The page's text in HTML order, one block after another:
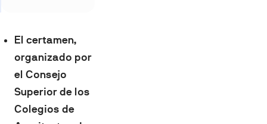
El certamen,
organizado por
el Consejo
Superior de los
Colegios de